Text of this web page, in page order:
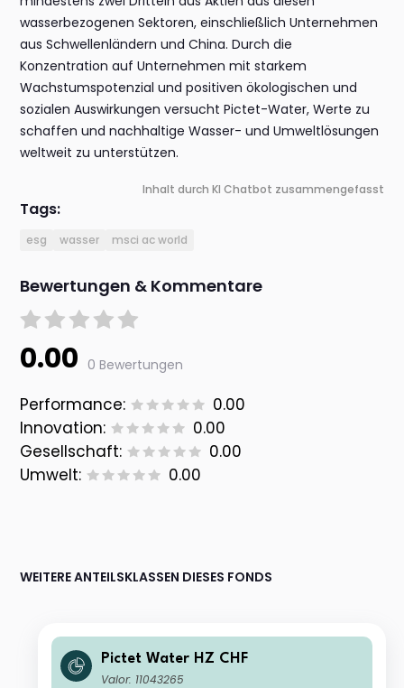
wasserbezogenen Sektoren, einschließlich Unternehmen
aus Schwellenländern und China. Durch die
Konzentration auf Unternehmen mit starkem
Wachstumspotenzial und positiven ökologischen und
sozialen Auswirkungen versucht Pictet-Water, Werte zu
schaffen und nachhaltige Wasser- und Umweltlösungen
weltweit zu unterstützen.
Inhalt durch KI Chatbot zusammengefasst
Tags:
esg wasser msci ac world
Bewertungen & Kommentare
0.00 0 Bewertungen
Performance:
0.00
Innovation:
0.00
Gesellschaft:
0.00
Umwelt:
0.00
WEITERE ANTEILSKLASSEN DIESES FONDS
Pictet Water HZ CHF
Valor: 11043265